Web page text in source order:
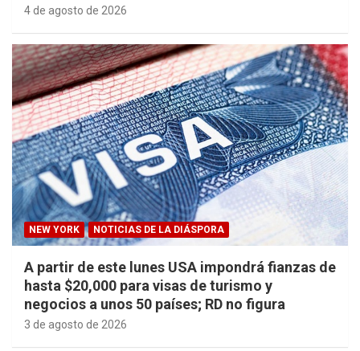
4 de agosto de 2026
NEW YORK NOTICIAS DE LA DIÁSPORA
A partir de este lunes USA impondrá fianzas de
hasta $20,000 para visas de turismo y
negocios a unos 50 países; RD no figura
3 de agosto de 2026